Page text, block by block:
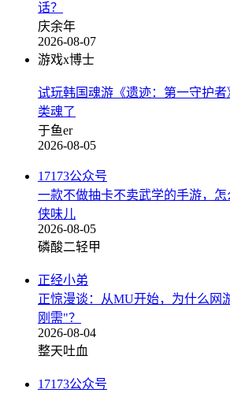
话？
庆余年
2026-08-07
游戏x博士
试玩韩国魂游《遗迹：第一守护
类魂了
于鱼er
2026-08-05
17173公众号
一款不做抽卡不卖武学的手游，
侠味儿
2026-08-05
磷酸二轻甲
正经小弟
正惊漫谈：从MU开始，为什么网
刚需"？
2026-08-04
整天吐血
17173公众号